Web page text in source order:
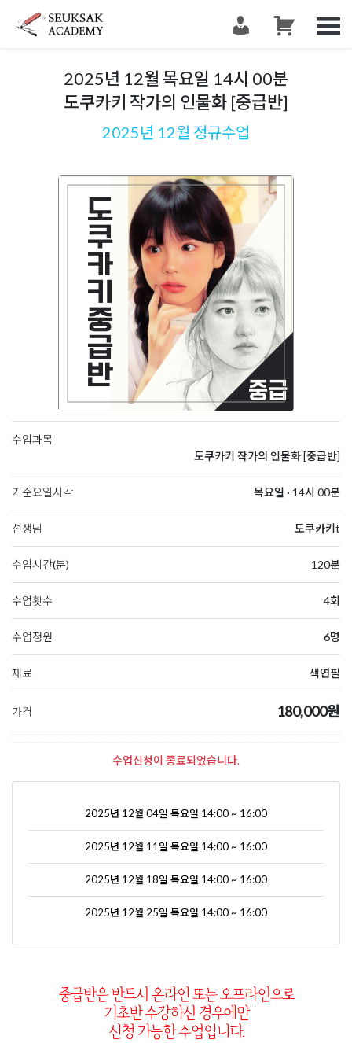
2025년 12월 목요일 14시 00분
도쿠카키 작가의 인물화 [중급반]
2025년 12월 정규수업
수업과목
도쿠카키 작가의 인물화 [중급반]
기준요일시각 목요일 · 14시 00분
선생님 도쿠카키t
수업시간(분) 120분
수업횟수 4회
수업정원 6명
재료 색연필
가격 180,000원
수업신청이 종료되었습니다.
2025년 12월 04일 목요일 14:00 ~ 16:00
2025년 12월 11일 목요일 14:00 ~ 16:00
2025년 12월 18일 목요일 14:00 ~ 16:00
2025년 12월 25일 목요일 14:00 ~ 16:00